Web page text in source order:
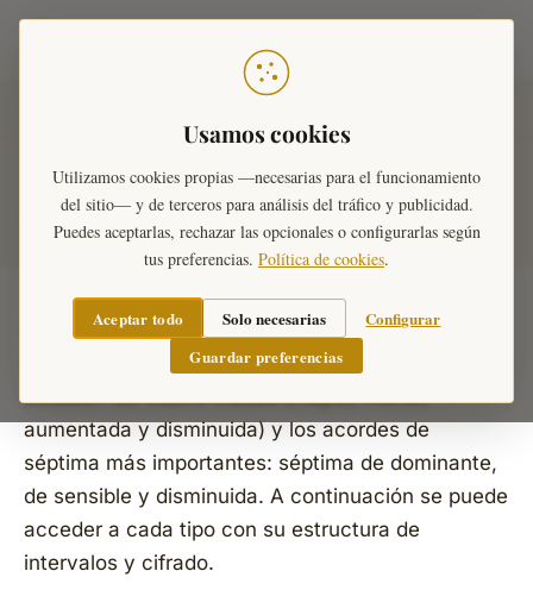
Usamos cookies
Utilizamos cookies propias —necesarias para el funcionamiento
del sitio— y de terceros para análisis del tráfico y publicidad.
Puedes aceptarlas, rechazar las opcionales o configurarlas según
tus preferencias. Política de cookies.
Aceptar todo Solo necesarias
Configurar
Guardar preferencias
Acordes
acordees la combinación de tres o más notas
que suenan simultáneamente. En conservatorio se
estudian las cuatro tríadas (mayor, menor,
aumentada y disminuida) y los acordes de
séptima más importantes: séptima de dominante,
de sensible y disminuida. A continuación se puede
acceder a cada tipo con su estructura de
intervalos y cifrado.